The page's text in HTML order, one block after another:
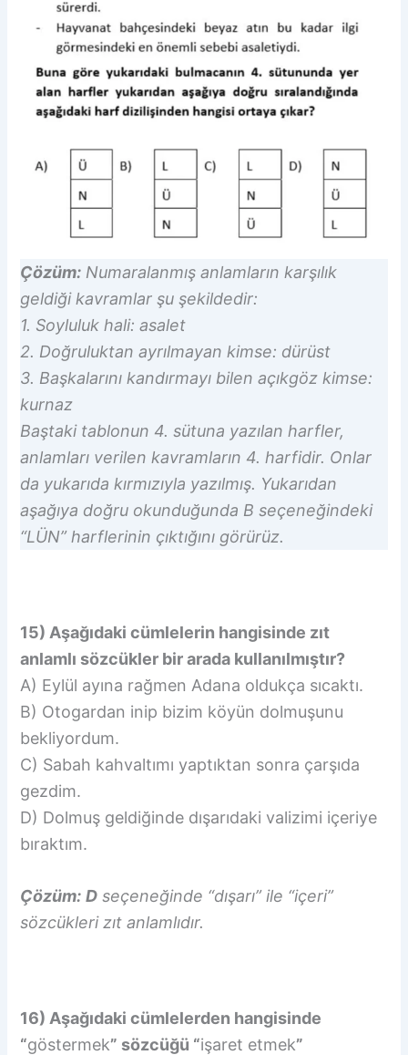
Çözüm: Numaralanmış anlamların karşılık
geldiği kavramlar şu şekildedir:
1. Soyluluk hali: asalet
2. Doğruluktan ayrılmayan kimse: dürüst
3. Başkalarını kandırmayı bilen açıkgöz kimse:
kurnaz
Baştaki tablonun 4. sütuna yazılan harfler,
anlamları verilen kavramların 4. harfidir. Onlar
da yukarıda kırmızıyla yazılmış. Yukarıdan
aşağıya doğru okunduğunda B seçeneğindeki
“LÜN” harflerinin çıktığını görürüz.
15) Aşağıdaki cümlelerin hangisinde zıt
anlamlı sözcükler bir arada kullanılmıştır?
A) Eylül ayına rağmen Adana oldukça sıcaktı.
B) Otogardan inip bizim köyün dolmuşunu
bekliyordum.
C) Sabah kahvaltımı yaptıktan sonra çarşıda
gezdim.
D) Dolmuş geldiğinde dışarıdaki valizimi içeriye
bıraktım.
Çözüm: D seçeneğinde “dışarı” ile “içeri”
sözcükleri zıt anlamlıdır.
16) Aşağıdaki cümlelerden hangisinde
“göstermek” sözcüğü “işaret etmek”